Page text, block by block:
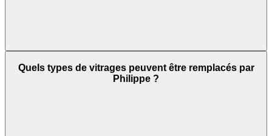
Quels types de vitrages peuvent être remplacés par
Philippe ?